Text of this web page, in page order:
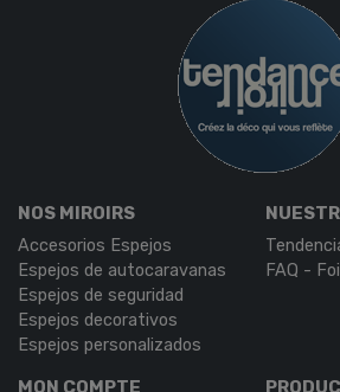
NOS MIROIRS
Accesorios Espejos
Espejos de autocaravanas
Espejos de seguridad
Espejos decorativos
Espejos personalizados
FAQ -
MON COMPTE